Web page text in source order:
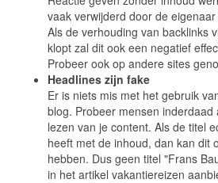
vaak verwijderd door de
Als de verhouding van backlinks
klopt zal dit ook een negatief
Probeer ook op andere sites
Headlines zijn fake
Er is niets mis met het gebruik
blog. Probeer mensen
lezen van je content. Als de titel
heeft met de inhoud, dan kan dit
hebben. Dus geen titel "Frans
in het artikel vakantiereizen